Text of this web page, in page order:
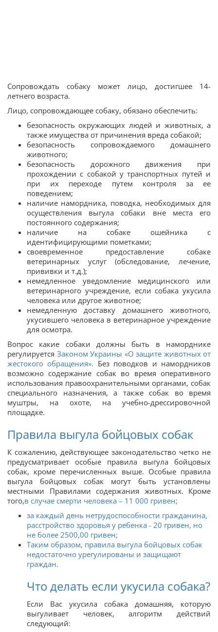
Сопровождать собаку может лицо, достигшее 14-
летнего возраста.
Лицо, сопровождающее собаку, обязано обеспечить:
безопасность окружающих людей и животных, а
также имущества от причинения вреда собакой;
безопасность сопровождаемого домашнего
животного;
безопасность дорожного движения при
прохождении с собакой у транспортных путей и
при их переходе путем контроля за ее
поведением;
наличие намордника, поводка, необходимых для
осуществления выгула собаки вне места его
постоянного содержания;
наличие на собаке ошейника с
идентифицирующими пометками;
своевременное предоставление собаке
ветеринарных услуг (обследование, лечение,
прививки и т.д.);
немедленное уведомление медицинского или
ветеринарного учреждение, если собака укусила
человека или другое животное;
немедленную доставку домашнего животного,
укусившего человека в ветеринарное учреждение
для осмотра.
Вопрос какие собаки должны быть в наморднике
регулируется Законом Украины «О защите животных от
жестокого обращения». Без поводков и намордников
возможно содержание собак во время оперативного
использования правоохранительными органами, собак
специального назначения, а также собак во время
муштры, на охоте, на учебно-дрессировочной
площадке.
Правила выгула бойцовых собак
К сожалению, действующее законодательство четко не
предусматривает особые правила выгула бойцовых
собак, кроме перечисленных выше. Особые правила
выгула бойцовых собак могут быть установлены
местными Правилами содержания животных. Кроме
того,в случае смерти человека – 11 000 гривен;
за каждый день нетрудоспособности гражданина,
расстройство здоровья у ребенка - 20 гривен, но
не более 2500,00 гривен;
Таким образом, правила выгула бойцовых собак
недостаточно урегулированы и защищают
граждан.
Что делать если укусила собака?
Если Вас укусила собака домашняя, которую
выгуливает человек, алгоритм действий
следующий: